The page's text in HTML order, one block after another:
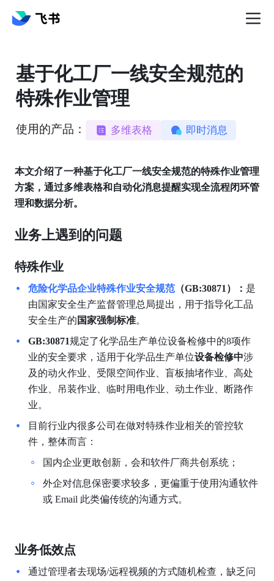
基于化工厂一线安全规范的
特殊作业管理
使用的产品： 多维表格 即时消息
本文介绍了一种基于化工厂一线安全规范的特殊作业管理
方案，通过多维表格和自动化消息提醒实现全流程闭环管
理和数据分析。
业务上遇到的问题
特殊作业
危险化学品企业特殊作业安全规范（GB:30871）： 是
由国家安全生产监督管理总局提出，用于指导化工品
安全生产的 国家强制标准。
GB:30871规定了化学品生产单位设备检修中的8项作
业的安全要求，适用于化学品生产单位设备检修中涉
及的动火作业、受限空间作业、盲板抽堵作业、高处
作业、吊装作业、临时用电作业、动土作业、断路作
业。
目前行业内很多公司在做对特殊作业相关的管控软
件，整体而言：
国内企业更敢创新，会和软件厂商共创系统；
外企对信息保密要求较多，更偏重于使用沟通软件
或 Email 此类偏传统的沟通方式。
业务低效点
通过管理者去现场/远程视频的方式随机检查，缺乏问